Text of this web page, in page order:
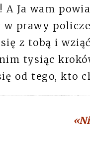
A Ja wam
w prawy
z tobą i
tysiąc
od tego, kto